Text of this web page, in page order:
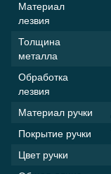
Материал
лезвия
Толщина
металла
Обработка
лезвия
Материал ручки
Покрытие ручки
Цвет ручки